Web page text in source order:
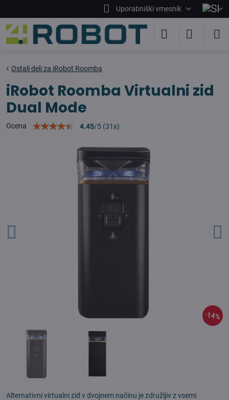
Uporabniški vmesnik
14%
Ostali deli za iRobot Roomba
iRobot Roomba Virtualni zid
Dual Mode
Ocena 4.45/5 (31x)
Alternativni virtualni zid v dvojnem načinu je združljiv z vsemi